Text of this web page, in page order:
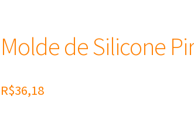
Molde de Silicone
R$36,18